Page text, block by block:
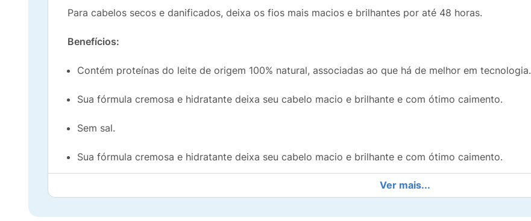
Para cabelos secos e danificados, deixa os fios mais macios e brilhantes por até 48 horas.
Benefícios:
Contém proteínas do leite de origem 100% natural, associadas ao que há de melhor em tecnologia.
Sua fórmula cremosa e hidratante deixa seu cabelo macio e brilhante e com ótimo caimento.
Sem sal.
Sua fórmula cremosa e hidratante deixa seu cabelo macio e brilhante e com ótimo caimento.
Para cabelos secos e danificados
Ver mais...